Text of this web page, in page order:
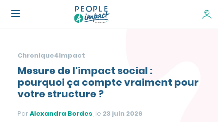
Chronique4Impact
Mesure de l'impact social :
pourquoi ça compte vraiment pour
votre structure ?
ParAlexandra Bordes, le 23 juin 2026